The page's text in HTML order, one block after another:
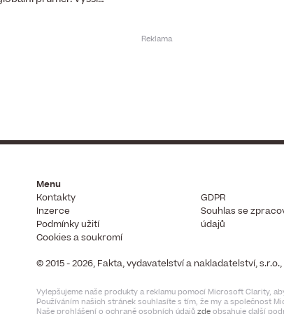
Menu
Kontakty
Inzerce
Podmínky užití
Cookies a soukromí
GDPR
Souhlas se
údajů
© 2015 - 2026, Fakta, vydavatelství a nakladatelství,
Vylepšujeme naše produkty a reklamu pomocí Microsoft Clarity,
Používáním našich stránek souhlasíte s tím, že my a společnost
Naše prohlášení o ochraně osobních údajůzde obsahuje další